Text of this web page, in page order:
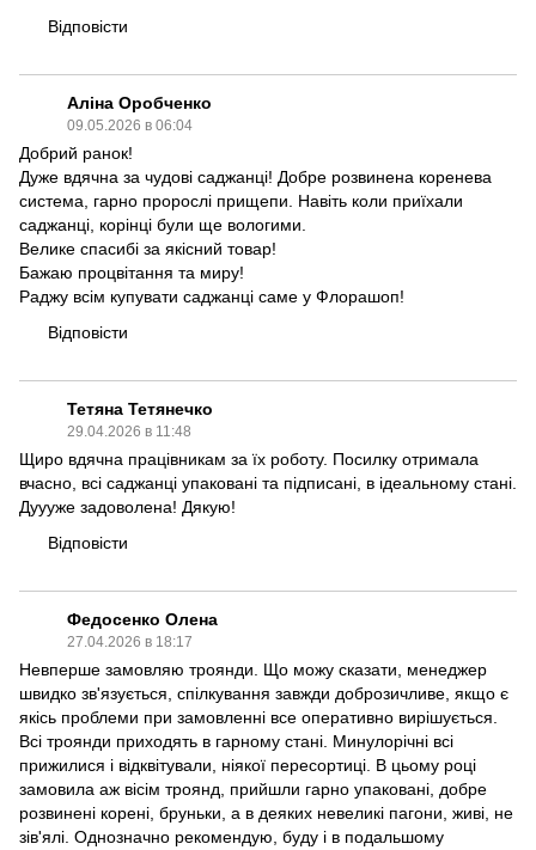
Відповісти
Аліна Оробченко
09.05.2026 в 06:04
Добрий ранок!
Дуже вдячна за чудові саджанці! Добре розвинена коренева
система, гарно пророслі прищепи. Навіть коли приїхали
саджанці, корінці були ще вологими.
Велике спасибі за якісний товар!
Бажаю процвітання та миру!
Раджу всім купувати саджанці саме у Флорашоп!
Відповісти
Тетяна Тетянечко
29.04.2026 в 11:48
Щиро вдячна працівникам за їх роботу. Посилку отримала
вчасно, всі саджанці упаковані та підписані, в ідеальному стані.
Дуууже задоволена! Дякую!
Відповісти
Федосенко Олена
27.04.2026 в 18:17
Невперше замовляю троянди. Що можу сказати, менеджер
швидко зв'язується, спілкування завжди доброзичливе, якщо є
якісь проблеми при замовленні все оперативно вирішується.
Всі троянди приходять в гарному стані. Минулорічні всі
прижилися і відквітували, ніякої пересортиці. В цьому році
замовила аж вісім троянд, прийшли гарно упаковані, добре
розвинені корені, бруньки, а в деяких невеликі пагони, живі, не
зів'ялі. Однозначно рекомендую, буду і в подальшому